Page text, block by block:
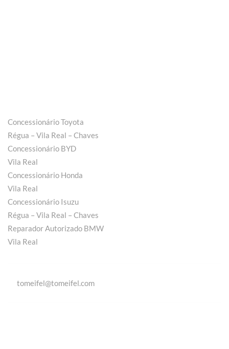
Concessionário Toyota
Régua – Vila Real – Chaves
Concessionário BYD
Vila Real
Concessionário Honda
Vila Real
Concessionário Isuzu
Régua – Vila Real – Chaves
Reparador Autorizado BMW
Vila Real
tomeifel@tomeifel.com